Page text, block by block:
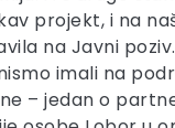
projekt, i na
na Javni
imali na
– jedan o